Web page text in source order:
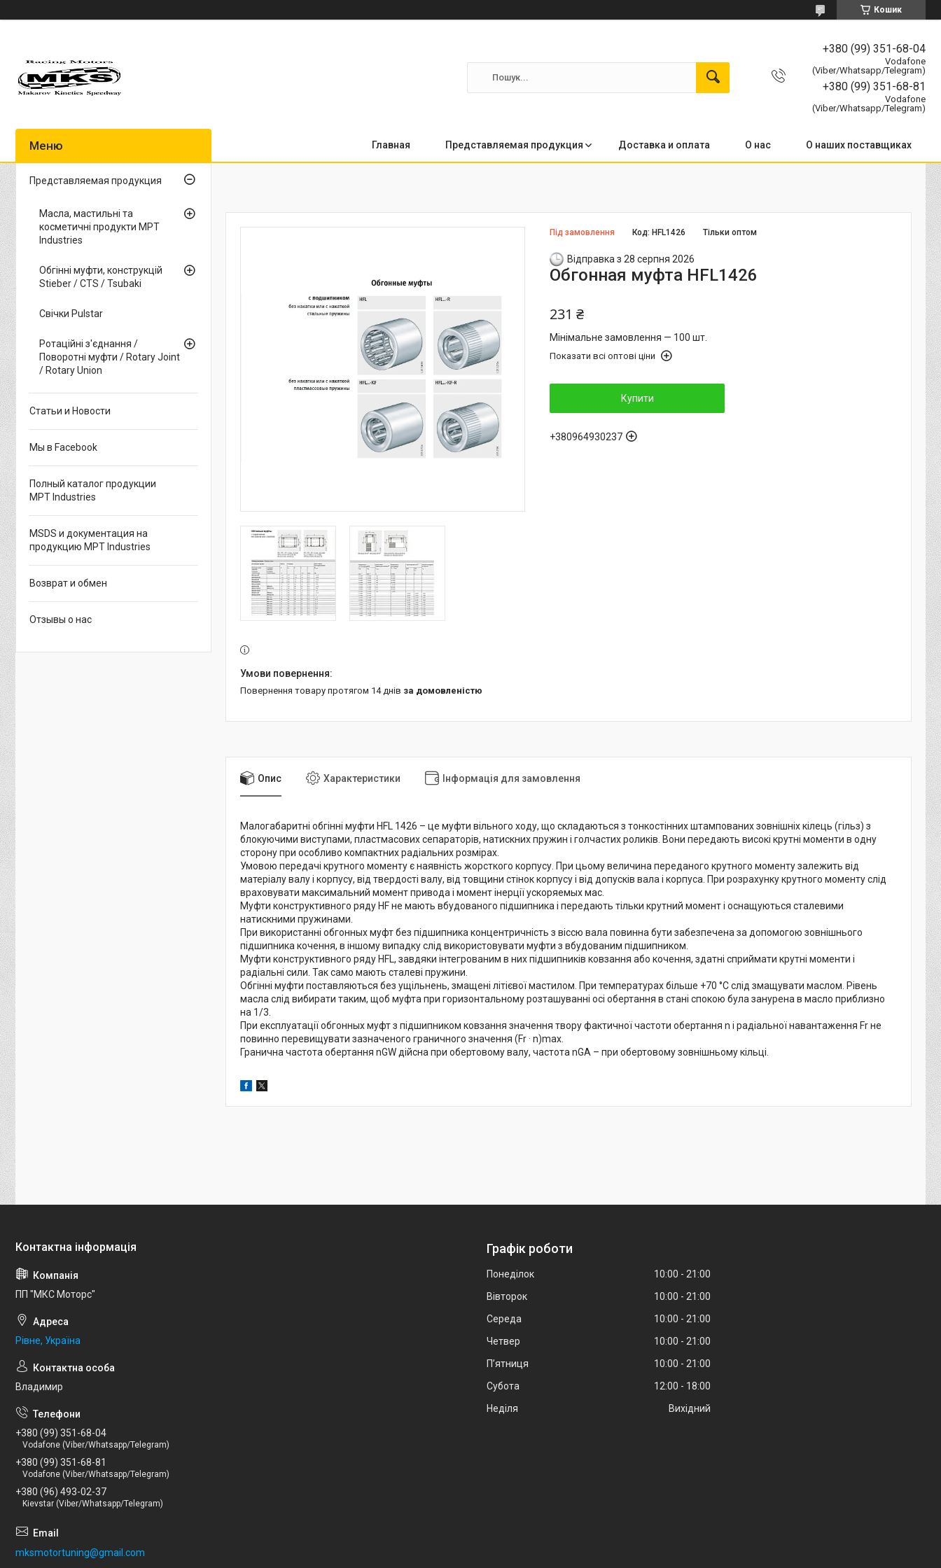
Кошик
+380 (99) 351-68-04
Vodafone
(Viber/Whatsapp/Telegram)
+380 (99) 351-68-81
Vodafone
(Viber/Whatsapp/Telegram)
Главная Представляемая продукция Доставка и оплата О нас О наших поставщиках
Під замовлення Тільки оптом
Код:HFL1426
Відправка з 28 серпня 2026
Обгонная муфта HFL1426
231 ₴
Мінімальне замовлення — 100 шт.
Показати всі оптові ціни
Купити
+380964930237
повернення товару протягом 14 днів за домовленістю
Опис Характеристики Інформація для замовлення
Малогабаритні обгінні муфти HFL 1426 – це муфти вільного ходу, що складаються з тонкостінних штампованих зовнішніх кілець (гільз) з
блокуючими виступами, пластмасових сепараторів, натискних пружин і голчастих роликів. Вони передають високі крутні моменти в одну
сторону при особливо компактних радіальних розмірах.
Умовою передачі крутного моменту є наявність жорсткого корпусу. При цьому величина переданого крутного моменту залежить від
матеріалу валу і корпусу, від твердості валу, від товщини стінок корпусу і від допусків вала і корпуса. При розрахунку крутного моменту слід
враховувати максимальний момент привода і момент інерції ускоряемых мас.
Муфти конструктивного ряду HF не мають вбудованого підшипника і передають тільки крутний момент і оснащуються сталевими
натискними пружинами.
При використанні обгонных муфт без підшипника концентричність з віссю вала повинна бути забезпечена за допомогою зовнішнього
підшипника кочення, в іншому випадку слід використовувати муфти з вбудованим підшипником.
Муфти конструктивного ряду HFL, завдяки інтегрованим в них підшипників ковзання або кочення, здатні сприймати крутні моменти і
радіальні сили. Так само мають сталеві пружини.
Обгінні муфти поставляються без ущільнень, змащені літієвої мастилом. При температурах більше +70 °C слід змащувати маслом. Рівень
масла слід вибирати таким, щоб муфта при горизонтальному розташуванні осі обертання в стані спокою була занурена в масло приблизно
на 1/3.
При експлуатації обгонных муфт з підшипником ковзання значення твору фактичної частоти обертання n і радіальної навантаження Fr не
повинно перевищувати зазначеного граничного значення (Fr · n)max.
Гранична частота обертання nGW дійсна при обертовому валу, частота nGA – при обертовому зовнішньому кільці.
Представляемая продукция
Масла, мастильні та
косметичні продукти MPT
Industries
Обгінні муфти, конструкцій
Stieber / CTS / Tsubaki
Свічки Pulstar
Ротаційні з'єднання /
Поворотні муфти / Rotary Joint
/ Rotary Union
Статьи и Новости
Мы в Facebook
Полный каталог продукции
MPT Industries
MSDS и документация на
продукцию MPT Industries
Возврат и обмен
Отзывы о нас
ПП "МКС Моторс"
Рівне, Україна
Владимир
+380 (99) 351-68-04
Vodafone (Viber/Whatsapp/Telegram)
+380 (99) 351-68-81
Vodafone (Viber/Whatsapp/Telegram)
+380 (96) 493-02-37
Kievstar (Viber/Whatsapp/Telegram)
mksmotortuning@gmail.com
Графік роботи
Понеділок 10:00
21:00
Вівторок
10:00
21:00
Середа
10:00
21:00
Четвер
10:00
21:00
Пʼятниця
10:00
21:00
Субота
12:00
18:00
Неділя
Вихідний